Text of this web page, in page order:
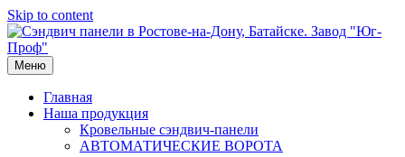
Skip to content
Меню
Главная
Наша продукция
Кровельные сэндвич-панели
АВТОМАТИЧЕСКИЕ ВОРОТА